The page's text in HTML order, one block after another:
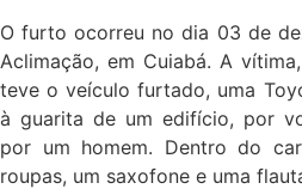
O furto ocorreu no dia 03 de
Aclimação, em Cuiabá. A
teve o veículo furtado, uma
à guarita de um edifício, por
por um homem. Dentro do
roupas, um saxofone e uma